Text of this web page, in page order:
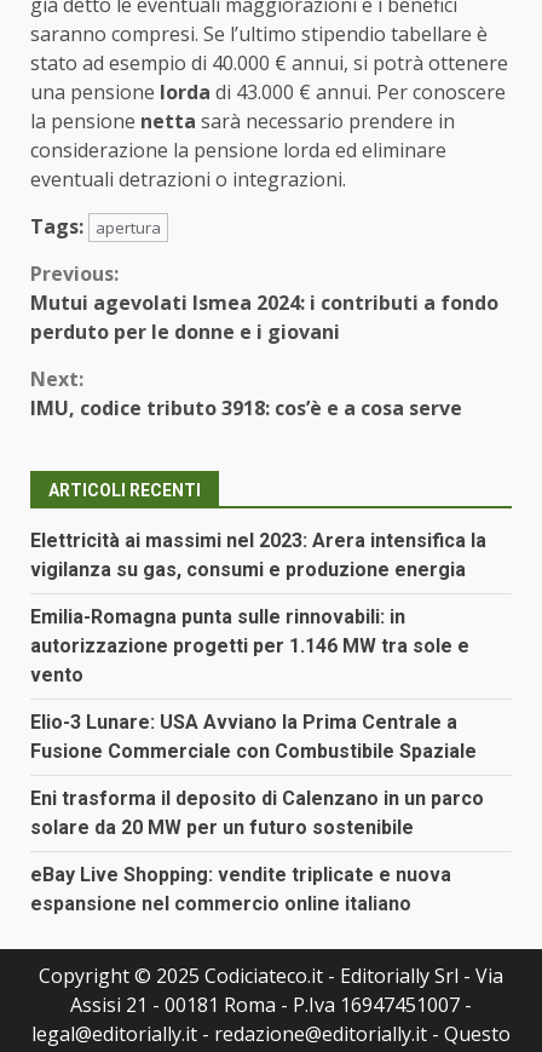
saranno compresi. Se l’ultimo stipendio tabellare è
stato ad esempio di 40.000 € annui, si potrà ottenere
una pensione lorda di 43.000 € annui. Per conoscere
la pensione netta sarà necessario prendere in
considerazione la pensione lorda ed eliminare
eventuali detrazioni o integrazioni.
Tags:
apertura
Continue
Reading
Previous:
Mutui agevolati Ismea 2024: i contributi a fondo
perduto per le donne e i giovani
Next:
IMU, codice tributo 3918: cos’è e a cosa serve
ARTICOLI RECENTI
Elettricità ai massimi nel 2023: Arera intensifica la
vigilanza su gas, consumi e produzione energia
Emilia-Romagna punta sulle rinnovabili: in
autorizzazione progetti per 1.146 MW tra sole e
vento
Elio-3 Lunare: USA Avviano la Prima Centrale a
Fusione Commerciale con Combustibile Spaziale
Eni trasforma il deposito di Calenzano in un parco
solare da 20 MW per un futuro sostenibile
eBay Live Shopping: vendite triplicate e nuova
espansione nel commercio online italiano
Copyright © 2025 Codiciateco.it - Editorially Srl - Via
Assisi 21 - 00181 Roma - P.Iva 16947451007 -
legal@editorially.it - redazione@editorially.it - Questo